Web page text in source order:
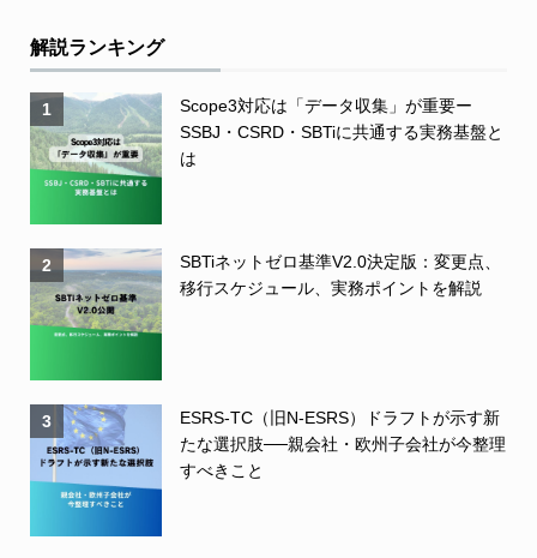
解説ランキング
1
Scope3対応は「データ収集」が重要ー
SSBJ・CSRD・SBTiに共通する実務基盤と
は
2
SBTiネットゼロ基準V2.0決定版：変更点、
移行スケジュール、実務ポイントを解説
3
ESRS-TC（旧N-ESRS）ドラフトが示す新
たな選択肢──親会社・欧州子会社が今整理
すべきこと